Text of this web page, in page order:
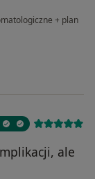
+ plan
ale